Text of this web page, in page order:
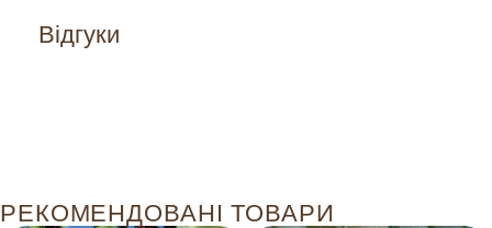
Відгуки
РЕКОМЕНДОВАНІ ТОВАРИ